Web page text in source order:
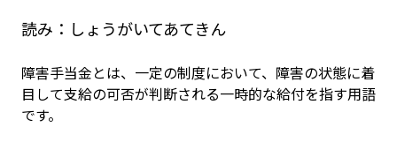
読み： しょうがいてあてきん
障害手当金とは、一定の制度において、障害の状態に着
目して支給の可否が判断される一時的な給付を指す用語
です。